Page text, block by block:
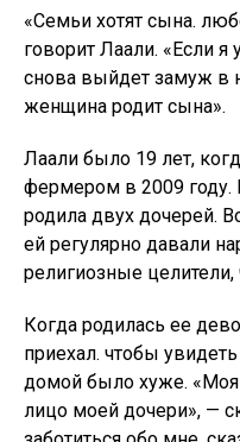
Каждую ночь, когда
трудового дня в поле,
«Когда у кого-то в
это был кошмар», —
оскорбляла меня на
Правительство Индии,
действовать.
исследование
впервые стало
местные активисты и
относятся к данным.
заключалась в
репродуктивного
не о соотношении